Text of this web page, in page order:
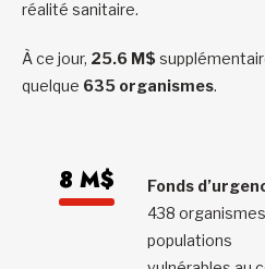
réalité sanitaire.
À ce jour, 25.6 M$
quelque 635 organismes.
8 M$
Fonds
438
populations